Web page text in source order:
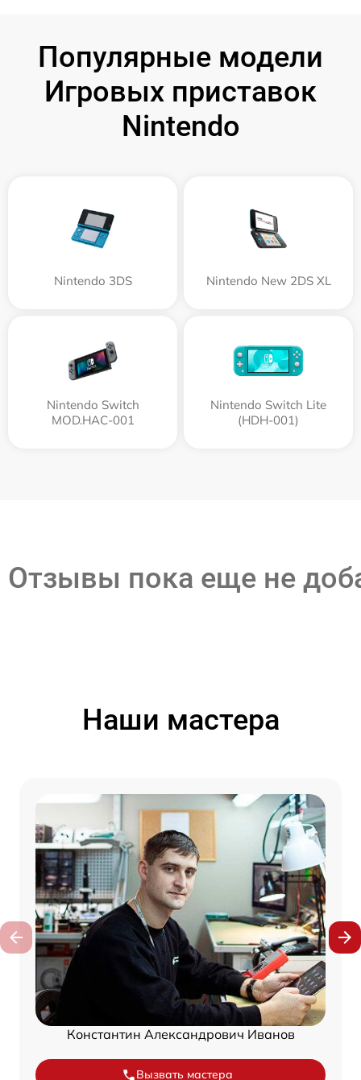
Популярные модели
Игровых приставок
Nintendo
Nintendo 3DS Nintendo New 2DS XL
Nintendo Switch
MOD.HAC-001
Nintendo Switch Lite
(HDH-001)
Отзывы пока еще не
Наши мастера
Константин Александрович Иванов
Вызвать мастера